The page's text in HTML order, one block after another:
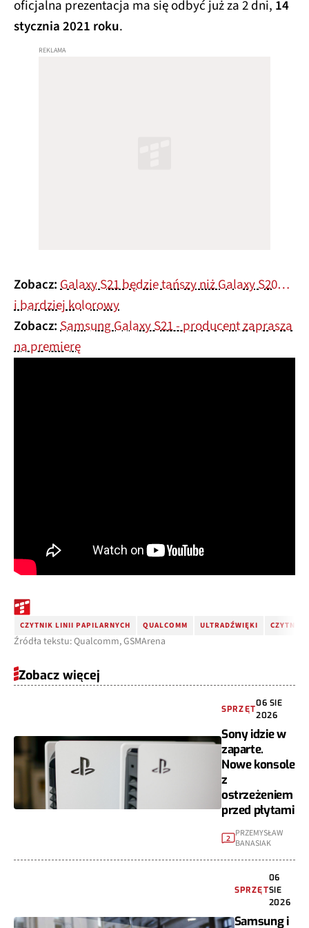
oficjalna prezentacja ma się odbyć już za 2 dni, 14
stycznia 2021 roku.
Zobacz:Galaxy S21 będzie tańszy niż Galaxy S20…
i bardziej kolorowy
Zobacz:Samsung Galaxy S21 - producent zaprasza
na premierę
CZYTNIK LINII PAPILARNYCH QUALCOMM ULTRADŹWIĘKI CZYTNIK
Źródła tekstu: Qualcomm, GSMArena
Zobacz więcej
SPRZĘT
06 SIE
2026
Sony idzie w
zaparte.
Nowe konsole
z
ostrzeżeniem
przed płytami
2 PRZEMYSŁAW
BANASIAK
SPRZĘT
06
SIE
2026
Samsung i